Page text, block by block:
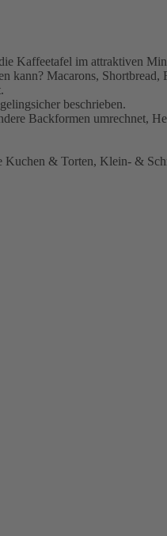
Kaffeetafel im attraktiven
Macarons, Shortbread,
beschrieben.
Backformen umrechnet,
& Torten, Klein- &